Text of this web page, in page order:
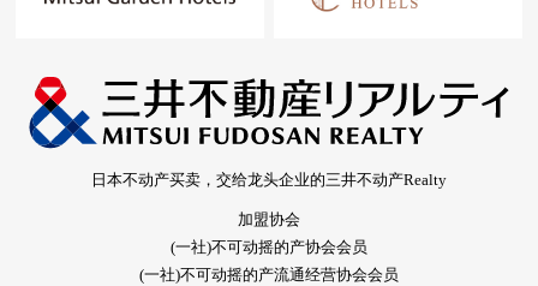
日本不动产买卖，交给龙头企业的三井不动产Realty
加盟协会
(一社)不可动摇的产协会会员
(一社)不可动摇的产流通经营协会会员